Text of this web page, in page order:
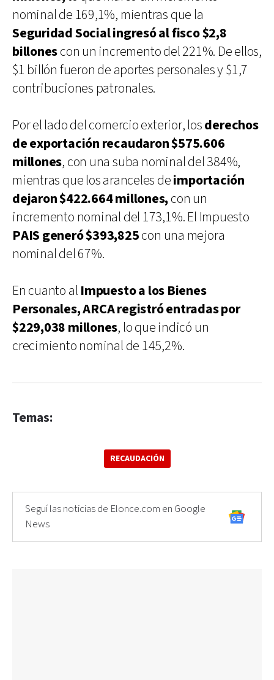
nominal de 169,1%, mientras que la
Seguridad Social ingresó al fisco $2,8
billonescon un incremento del 221%. De ellos,
$1 billón fueron de aportes personales y $1,7
contribuciones patronales.
Por el lado del comercio exterior, losderechos
de exportación recaudaron $575.606
millones, con una suba nominal del 384%,
mientras que los aranceles deimportación
dejaron $422.664 millones,con un
incremento nominal del 173,1%. El Impuesto
PAIS generó $393,825con una mejora
nominal del 67%.
En cuanto al Impuesto a los Bienes
Personales, ARCA registró entradas por
$229,038 millones, lo que indicó un
crecimiento nominal de 145,2%.
Temas:
RECAUDACIÓN
Seguí las noticias de Elonce.com en Google
News